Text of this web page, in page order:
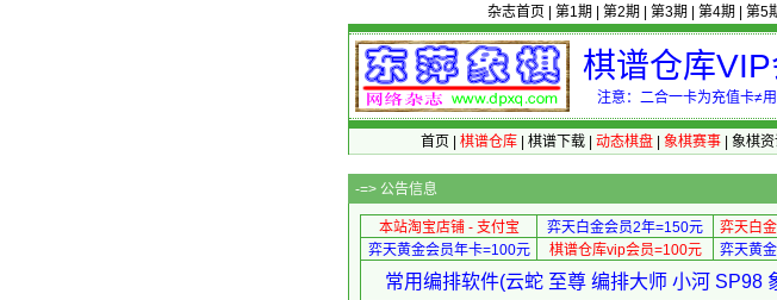
杂志首页 第1期 第2期 第3期 第4期 第5
棋谱仓库
注意：二合一卡为充值卡≠
首页 棋谱仓库| 棋谱下载| 动态棋盘| 象棋赛事| 象棋资
-=> 公告信息
本站淘宝店铺 - 支付宝 弈天白金会员2年=150元 弈天白
弈天黄金会员年卡=100元
棋谱仓库vip会员=100元 弈天黄
常用编排软件(云蛇 至尊 编排大师 小河 SP98